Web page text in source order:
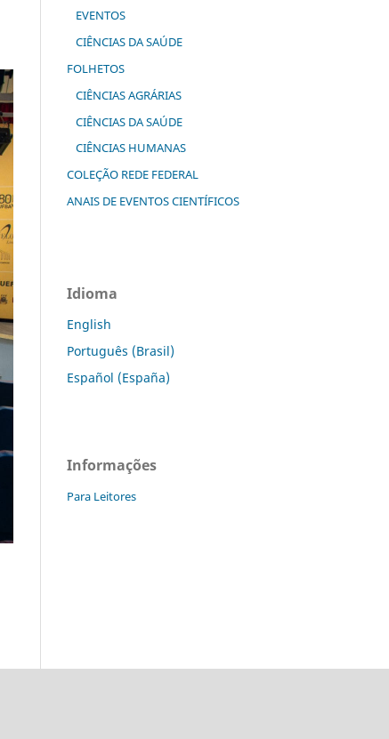
EVENTOS
CIÊNCIAS DA SAÚDE
FOLHETOS
CIÊNCIAS AGRÁRIAS
CIÊNCIAS DA SAÚDE
CIÊNCIAS HUMANAS
COLEÇÃO REDE FEDERAL
ANAIS DE EVENTOS CIENTÍFICOS
Idioma
English
Português (Brasil)
Español (España)
Informações
Para Leitores